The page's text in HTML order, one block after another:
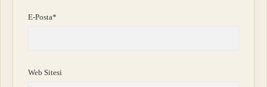
E-Posta*
Web Sitesi